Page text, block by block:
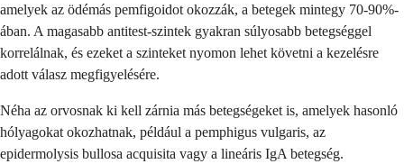
amelyek az ödémás pemfigoidot okozzák, a betegek mintegy 70-90%-
ában. A magasabb antitest-szintek gyakran súlyosabb betegséggel
korrelálnak, és ezeket a szinteket nyomon lehet követni a kezelésre
adott válasz megfigyelésére.
Néha az orvosnak ki kell zárnia más betegségeket is, amelyek hasonló
hólyagokat okozhatnak, például a pemphigus vulgaris, az
epidermolysis bullosa acquisita vagy a lineáris IgA betegség.